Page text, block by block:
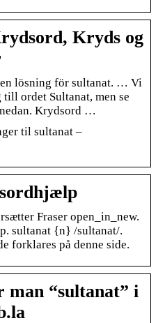
Kryds og
lösning för sultanat. … Vi
ordet Sultanat, men se
Krydsord …
til sultanat –
Fraser open_in_new.
sultanat {n} /sultanat/.
forklares på denne side.
man “sultanat” i